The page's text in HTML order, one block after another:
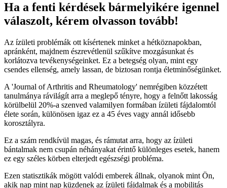
Ha a fenti kérdések bármelyikére igennel
válaszolt, kérem olvasson tovább!
Az ízületi problémák ott kísértenek minket a hétköznapokban,
apránként, majdnem észrevétlenül szűkítve mozgásunkat és
korlátozva tevékenységeinket. Ez a betegség olyan, mint egy
csendes ellenség, amely lassan, de biztosan rontja életminőségünket.
A 'Journal of Arthritis and Rheumatology' nemrégiben közzétett
tanulmánya rávilágít arra a meglepő tényre, hogy a felnőtt lakosság
körülbelül 20%-a szenved valamilyen formában ízületi fájdalomtól
élete során, különösen igaz ez a 45 éves vagy annál idősebb
korosztályra.
Ez a szám rendkívül magas, és rámutat arra, hogy az ízületi
bántalmak nem csupán néhányakat érintő különleges esetek, hanem
ez egy széles körben elterjedt egészségi probléma.
Ezen statisztikák mögött valódi emberek állnak, olyanok mint Ön,
akik nap mint nap küzdenek az ízületi fájdalmak és a mobilitás